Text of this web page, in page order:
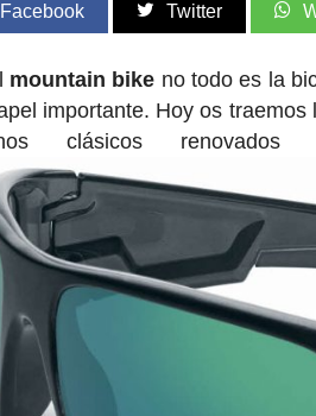
Facebook Twitter
mountain bike no todo es la
importante. Hoy os
clásicos